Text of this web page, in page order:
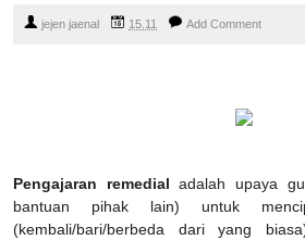
jejen jaenal 15.11 Add Comment
Pengajaran remedial adalah upaya
bantuan pihak lain) untuk
(kembali/bari/berbeda dari yang